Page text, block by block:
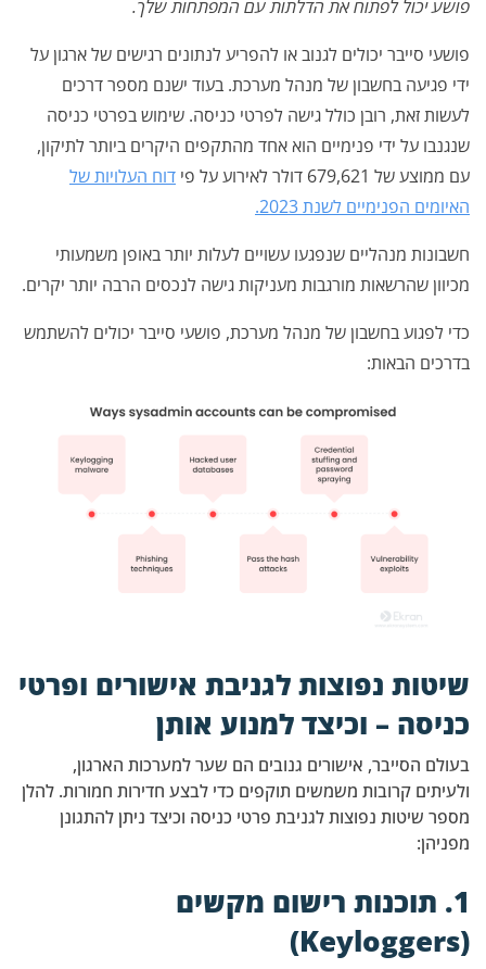
פושע יכול לפתוח את הדלתות עם המפתחות שלך.
פושעי סייבר יכולים לגנוב או להפריע לנתונים רגישים של ארגון על
ידי פגיעה בחשבון של מנהל מערכת. בעוד ישנם מספר דרכים
לעשות זאת, רובן כולל גישה לפרטי כניסה. שימוש בפרטי כניסה
שנגנבו על ידי פנימיים הוא אחד מהתקפים היקרים ביותר לתיקון,
עם ממוצע של 679,621 דולר לאירוע על פי
דוח העלויות של
האיומים הפנימיים לשנת 2023.
חשבונות מנהליים שנפגעו עשויים לעלות יותר באופן משמעותי
מכיוון שהרשאות מורגבות מעניקות גישה לנכסים הרבה יותר יקרים.
כדי לפגוע בחשבון של מנהל מערכת, פושעי סייבר יכולים להשתמש
בדרכים הבאות:
שיטות נפוצות לגניבת אישורים ופרטי
כניסה – וכיצד למנוע אותן
בעולם הסייבר, אישורים גנובים הם שער למערכות הארגון,
ולעיתים קרובות משמשים תוקפים כדי לבצע חדירות חמורות. להלן
מספר שיטות נפוצות לגניבת פרטי כניסה וכיצד ניתן להתגונן
מפניהן:
1. תוכנות רישום מקשים
(Keyloggers)